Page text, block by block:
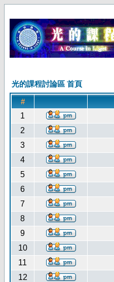
光的課程討論區 首頁
#
1
2
3
4
5
6
7
8
9
10
11
12